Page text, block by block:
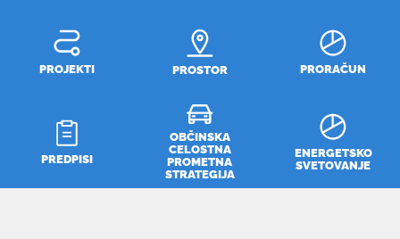
PROJEKTI PROSTOR PRORAČUN
PREDPISI
OBČINSKA
CELOSTNA
PROMETNA
STRATEGIJA
ENERGETSKO
SVETOVANJE